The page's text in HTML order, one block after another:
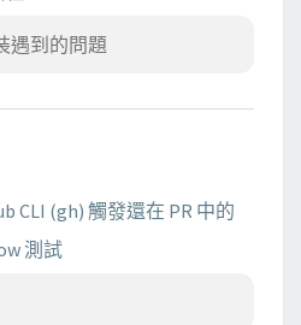
遇到的問題
CLI (gh) 觸發還在 PR 中的
測試